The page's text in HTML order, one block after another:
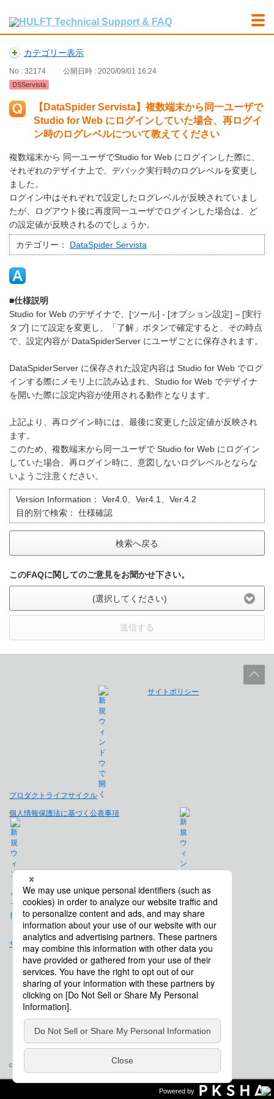
カテゴリー表示
No : 32174 公開日時 : 2020/09/01 16:24
DSServista
【DataSpider Servista】複数端末から同一ユーザで
Studio for Web にログインしていた場合、再ログイ
ン時のログレベルについて教えてください
複数端末から 同一ユーザでStudio for Web にログインした際に、
それぞれのデザイナ上で、デバック実行時のログレベルを変更し
ました。
ログイン中はそれぞれで設定したログレベルが反映されていまし
たが、ログアウト後に再度同一ユーザでログインした場合は、ど
の設定値が反映されるのでしょうか。
カテゴリー： DataSpider Servista
■仕様説明
Studio for Web のデザイナで、[ツール] - [オプション設定] – [実行
タブ] にて設定を変更し、「了解」ボタンで確定すると、その時点
で、設定内容が DataSpiderServer にユーザごとに保存されます。
DataSpiderServer に保存された設定内容は Studio for Web でログ
インする際にメモリ上に読み込まれ、Studio for Web でデザイナ
を開いた際に設定内容が使用される動作となります。
上記より、再ログイン時には、最後に変更した設定値が反映され
ます。
このため、複数端末から同一ユーザで Studio for Web にログイン
していた場合、再ログイン時に、意図しないログレベルとならな
いようご注意ください。
Version Information：
Ver4.0、Ver4.1、Ver.4.2
目的別で検索：
仕様確認
検索へ戻る
このFAQに関してのご意見をお聞かせ下さい。
(選択してください)
送信する
プロダクトライフサイクル
サイトポリシー
個人情報保護法に基づく公表事項
免責事項
サイトマップ
会社概要
Copyright © Saison Technology Co., Ltd. All Rights Reserved.
Powered by